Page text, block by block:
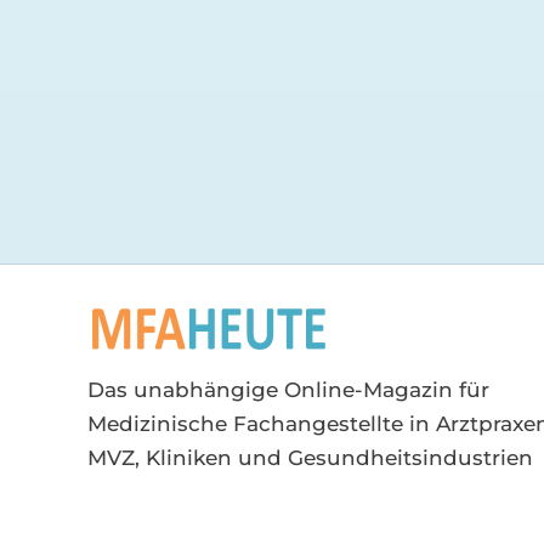
Das unabhängige Online-Magazin für
Medizinische Fachangestellte in
MVZ, Kliniken und Gesundheitsindustrien